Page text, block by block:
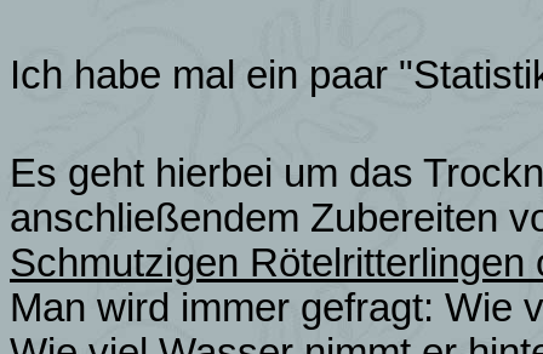
Ich habe mal ein paar
Es geht hierbei um das
anschließendem Zubereiten
Schmutzigen Rötelritterlingen
Man wird immer gefragt: Wie